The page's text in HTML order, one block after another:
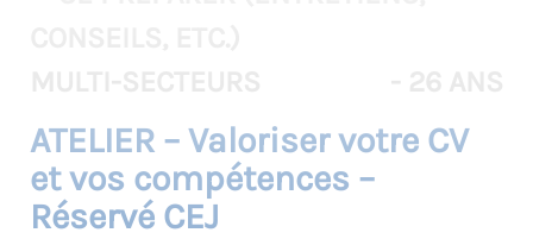
ATELIER – Valoriser votre CV
et vos compétences –
Réservé CEJ